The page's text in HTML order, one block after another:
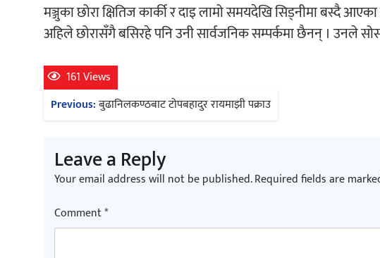
मञ्जुका छोरा क्षितिज कार्की र दाइ लामो समयदेखि सिड्नीमा बस्दै
अहिले छोरासँगै बसिरहे पनि उनी सार्वजनिक सम्पर्कमा छैनन् । उनले
161 Views
Post
navigation
Previous:बुढानिलकण्ठबाट टोपबहादुर रायमाझी पक्राउ
Leave a Reply
Your email address will not be published.Required fields are
Comment*